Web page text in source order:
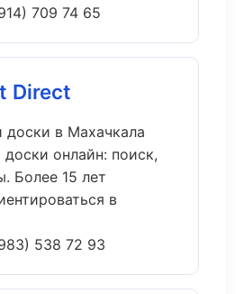
709 74 65
Direct
доски в Махачкала
доски онлайн: поиск,
Более 15 лет
в
538 72 93